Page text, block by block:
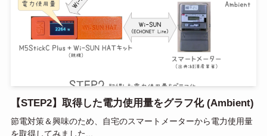
【STEP2】取得した電力使用量をグラフ化 (Ambient)
節電対策＆興味のため、自宅のスマートメーターから電力使用量
を取得してみました...